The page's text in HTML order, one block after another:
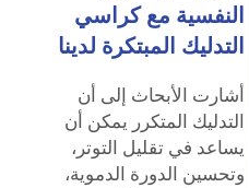
النفسية مع كراسي
التدليك المبتكرة لدينا
أشارت الأبحاث إلى أن
التدليك المتكرر يمكن أن
يساعد في تقليل التوتر،
وتحسين الدورة الدموية،